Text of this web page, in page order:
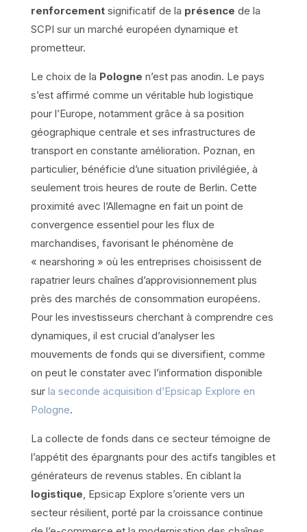
renforcementsignificatif de la présence de la
SCPI sur un marché européen dynamique et
prometteur.
Le choix de la Pologne n’est pas anodin. Le pays
s’est affirmé comme un véritable hub logistique
pour l’Europe, notamment grâce à sa position
géographique centrale et ses infrastructures de
transport en constante amélioration. Poznan, en
particulier, bénéficie d’une situation privilégiée, à
seulement trois heures de route de Berlin. Cette
proximité avec l’Allemagne en fait un point de
convergence essentiel pour les flux de
marchandises, favorisant le phénomène de
« nearshoring » où les entreprises choisissent de
rapatrier leurs chaînes d’approvisionnement plus
près des marchés de consommation européens.
Pour les investisseurs cherchant à comprendre ces
dynamiques, il est crucial d’analyser les
mouvements de fonds qui se diversifient, comme
on peut le constater avec l’information disponible
sur la seconde acquisition d’Epsicap Explore en
Pologne.
La collecte de fonds dans ce secteur témoigne de
l’appétit des épargnants pour des actifs tangibles et
générateurs de revenus stables. En ciblant la
logistique , Epsicap Explore s’oriente vers un
secteur résilient, porté par la croissance continue